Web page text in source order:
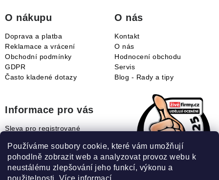
Používáme soubory cookie, které vám umožňují
pohodlně zobrazit web a analyzovat provoz webu k
neustálému zlepšování jeho funkcí, výkonu a
použitelnosti.
Více informací
O nákupu
Doprava a platba
Reklamace a vrácení
Obchodní podmínky
GDPR
Často kladené dotazy
O nás
Kontakt
O nás
Hodnocení obchodu
Servis
Blog - Rady a tipy
Informace pro vás
Sleva pro registrované
Jak uplatnit slevový kupón?
Jak nakupovat?
Slovník pojmů